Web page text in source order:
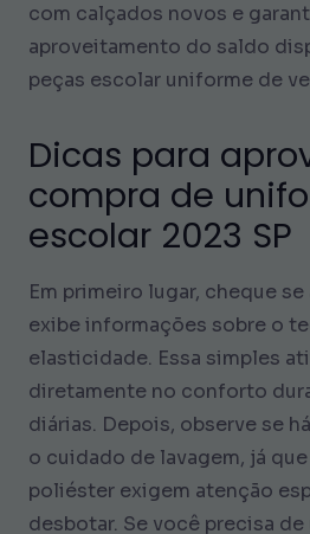
com calçados novos e
aproveitamento do saldo
peças escolar uniforme de
Dicas para
compra de
escolar 2023 SP
Em primeiro lugar, cheque
exibe informações sobre o
elasticidade. Essa simples
diretamente no conforto
diárias. Depois, observe se
o cuidado de lavagem, já
poliéster exigem atenção
desbotar. Se você precisa de